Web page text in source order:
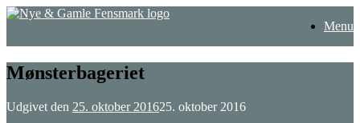
Gå
Menu
Mønsterbageriet
Udgivet den 25. oktober 201625. oktober 2016